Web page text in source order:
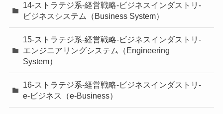
14-ストラテジ系-経営戦略-ビジネスインダストリ-
ビジネスシステム（Business System）
15-ストラテジ系-経営戦略-ビジネスインダストリ-
エンジニアリングシステム（Engineering
System）
16-ストラテジ系-経営戦略-ビジネスインダストリ-
e-ビジネス（e-Business）